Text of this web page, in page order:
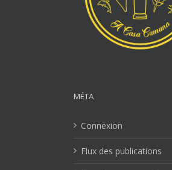
MÉTA
Connexion
Flux des publications